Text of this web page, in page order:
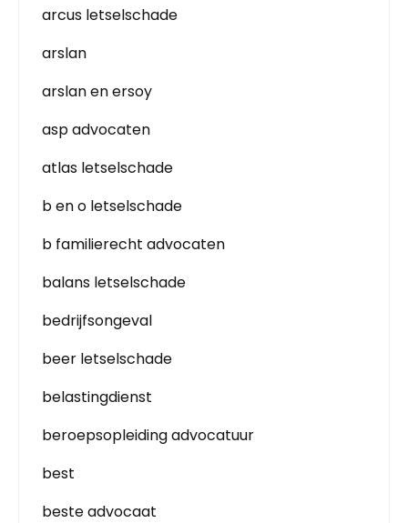
arcus letselschade
arslan
arslan en ersoy
asp advocaten
atlas letselschade
b en o letselschade
b familierecht advocaten
balans letselschade
bedrijfsongeval
beer letselschade
belastingdienst
beroepsopleiding advocatuur
best
beste advocaat